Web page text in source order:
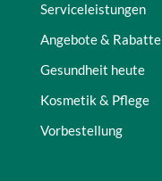
Serviceleistungen
Angebote & Rabatte
Gesundheit heute
Kosmetik & Pflege
Vorbestellung